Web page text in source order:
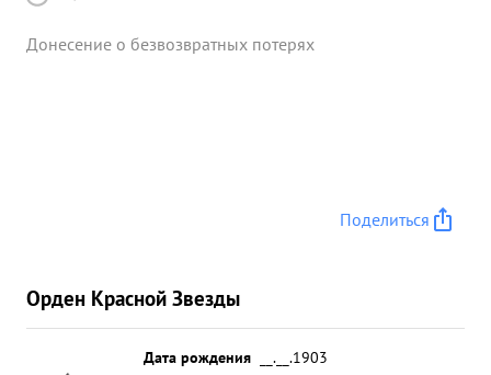
Донесение о безвозвратных потерях
Поделиться
Орден Красной Звезды
Дата рождения
__.__.1903